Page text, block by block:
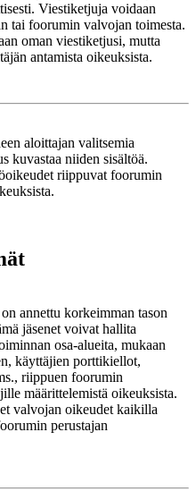
Viestiketjuja voidaan
tai foorumin valvojan toimesta.
oman viestiketjusi, mutta
antamista oikeuksista.
aloittajan valitsemia
kuvastaa niiden sisältöä.
riippuvat foorumin
annettu korkeimman tason
jäsenet voivat hallita
osa-alueita, mukaan
käyttäjien porttikiellot,
riippuen foorumin
määrittelemistä oikeuksista.
valvojan oikeudet kaikilla
perustajan